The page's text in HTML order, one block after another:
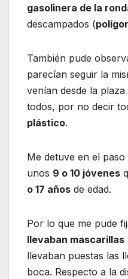
gasolinera de la
descampados (
También pude
parecían seguir la
venían desde la
todos, por no decir
plástico.
Me detuve en el
unos 9 o 10 jóvenes
o 17 años de edad.
Por lo que me pude
llevaban mascarillas
llevaban puestas las
boca. Respecto a la